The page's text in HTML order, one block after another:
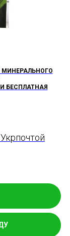
БЕСПЛАТНАЯ